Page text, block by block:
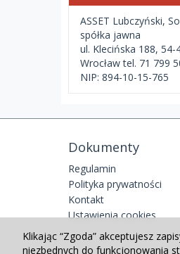
ASSET Lubczyński,
spółka jawna
ul. Klecińska 188, 54-
Wrocław tel. 71 799
NIP: 894-10-15-765
Dokumenty
Regulamin
Polityka prywatności
Kontakt
Ustawienia cookies
Klikając “Zgoda” akceptujesz
niezbędnych do funkcjonowania